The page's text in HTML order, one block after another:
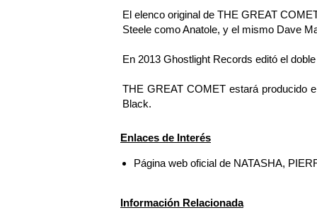
El elenco original de THE GREAT
Steele como Anatole, y el mismo Dave
En 2013 Ghostlight Records editó el
THE GREAT COMET estará producido
Black.
Enlaces de Interés
Página web oficial de NATASHA,
Información Relacionada